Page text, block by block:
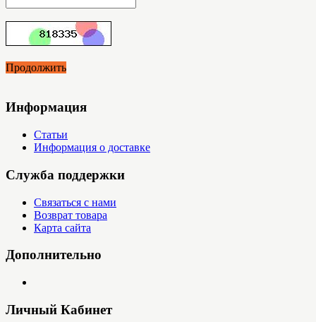
Продолжить
Информация
Статьи
Информация о доставке
Служба поддержки
Связаться с нами
Возврат товара
Карта сайта
Дополнительно
Личный Кабинет